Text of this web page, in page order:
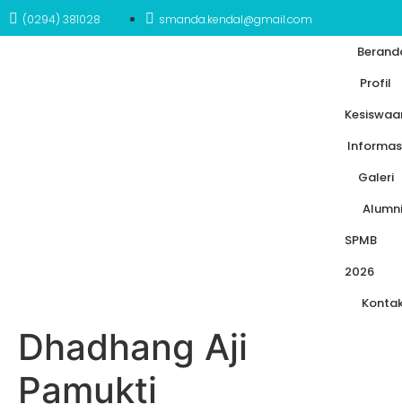
(0294) 381028 smanda.kendal@gmail.com
Profil
Galeri
Alumni
SPMB
2026
Dhadhang Aji
Pamukti